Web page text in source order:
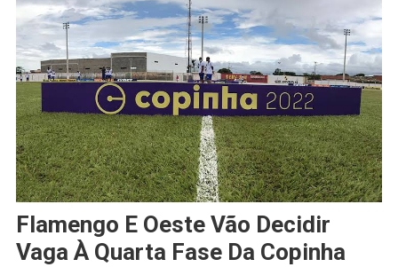
Flamengo E Oeste Vão Decidir
Vaga À Quarta Fase Da Copinha